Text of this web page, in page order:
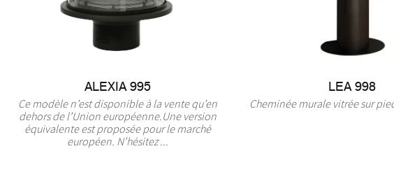
ALEXIA 995
Ce modèle n’est disponible à la vente qu’en
dehors de l’Union européenne.Une version
équivalente est proposée pour le marché
européen. N’hésitez ...
LEA 998
Cheminée murale vitrée sur